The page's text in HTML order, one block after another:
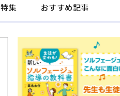
特集 おすすめ記事